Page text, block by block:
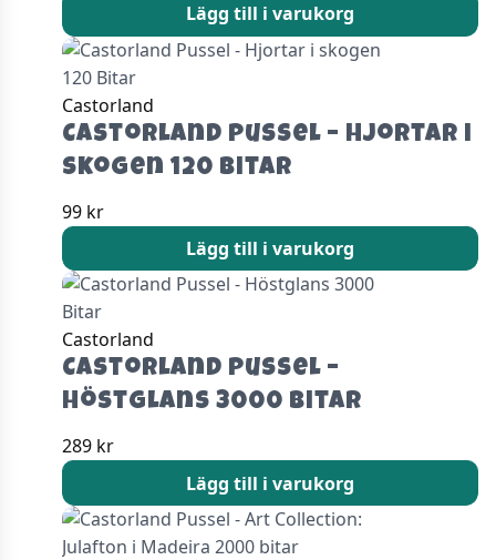
Lägg till i varukorg
Castorland
Castorland Pussel – Hjortar i
skogen 120 Bitar
99 kr
Lägg till i varukorg
Castorland
Castorland Pussel –
Höstglans 3000 Bitar
289 kr
Lägg till i varukorg